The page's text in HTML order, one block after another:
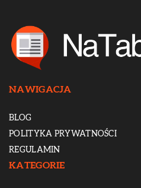
NAWIGACJA
BLOG
POLITYKA PRYWATNOŚCI
REGULAMIN
KATEGORIE